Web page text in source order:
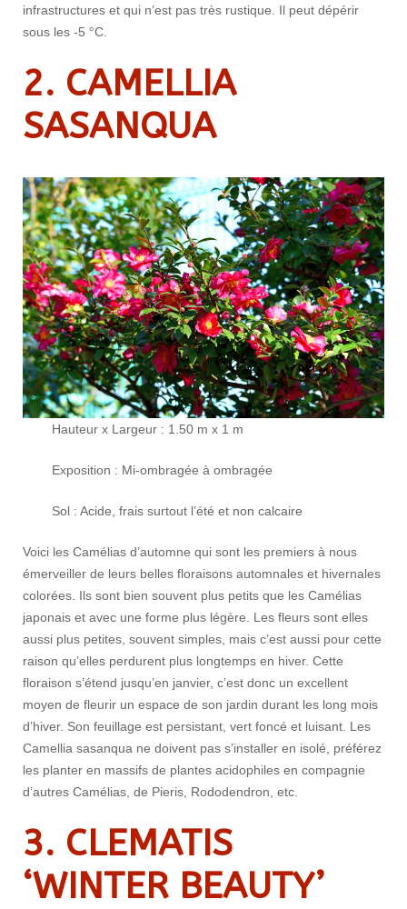
infrastructures et qui n’est pas très rustique. Il peut dépérir
sous les -5 °C.
2. CAMELLIA
SASANQUA
Hauteur x Largeur : 1.50 m x 1 m
Exposition : Mi-ombragée à ombragée
Sol : Acide, frais surtout l’été et non calcaire
Voici les Camélias d’automne qui sont les premiers à nous
émerveiller de leurs belles floraisons automnales et hivernales
colorées. Ils sont bien souvent plus petits que les Camélias
japonais et avec une forme plus légère. Les fleurs sont elles
aussi plus petites, souvent simples, mais c’est aussi pour cette
raison qu’elles perdurent plus longtemps en hiver. Cette
floraison s’étend jusqu’en janvier, c’est donc un excellent
moyen de fleurir un espace de son jardin durant les long mois
d’hiver. Son feuillage est persistant, vert foncé et luisant. Les
Camellia sasanqua ne doivent pas s’installer en isolé, préférez
les planter en massifs de plantes acidophiles en compagnie
d’autres Camélias, de Pieris, Rododendron, etc.
3. CLEMATIS
‘WINTER BEAUTY’